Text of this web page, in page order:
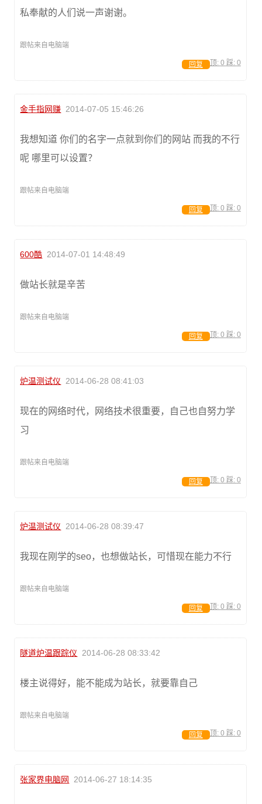
私奉献的人们说一声谢谢。
跟帖来自电脑端
顶: 0 踩: 0
回复
金手指网赚 2014-07-05 15:46:26
我想知道 你们的名字一点就到你们的网站 而我的不行
呢 哪里可以设置？
跟帖来自电脑端
顶: 0 踩: 0
回复
600酷 2014-07-01 14:48:49
做站长就是辛苦
跟帖来自电脑端
顶: 0 踩: 0
回复
炉温测试仪 2014-06-28 08:41:03
现在的网络时代，网络技术很重要，自己也自努力学
习
跟帖来自电脑端
顶: 0 踩: 0
回复
炉温测试仪 2014-06-28 08:39:47
我现在刚学的seo，也想做站长，可惜现在能力不行
跟帖来自电脑端
顶: 0 踩: 0
回复
隧道炉温跟踪仪 2014-06-28 08:33:42
楼主说得好，能不能成为站长，就要靠自己
跟帖来自电脑端
顶: 0 踩: 0
回复
张家界电脑网 2014-06-27 18:14:35